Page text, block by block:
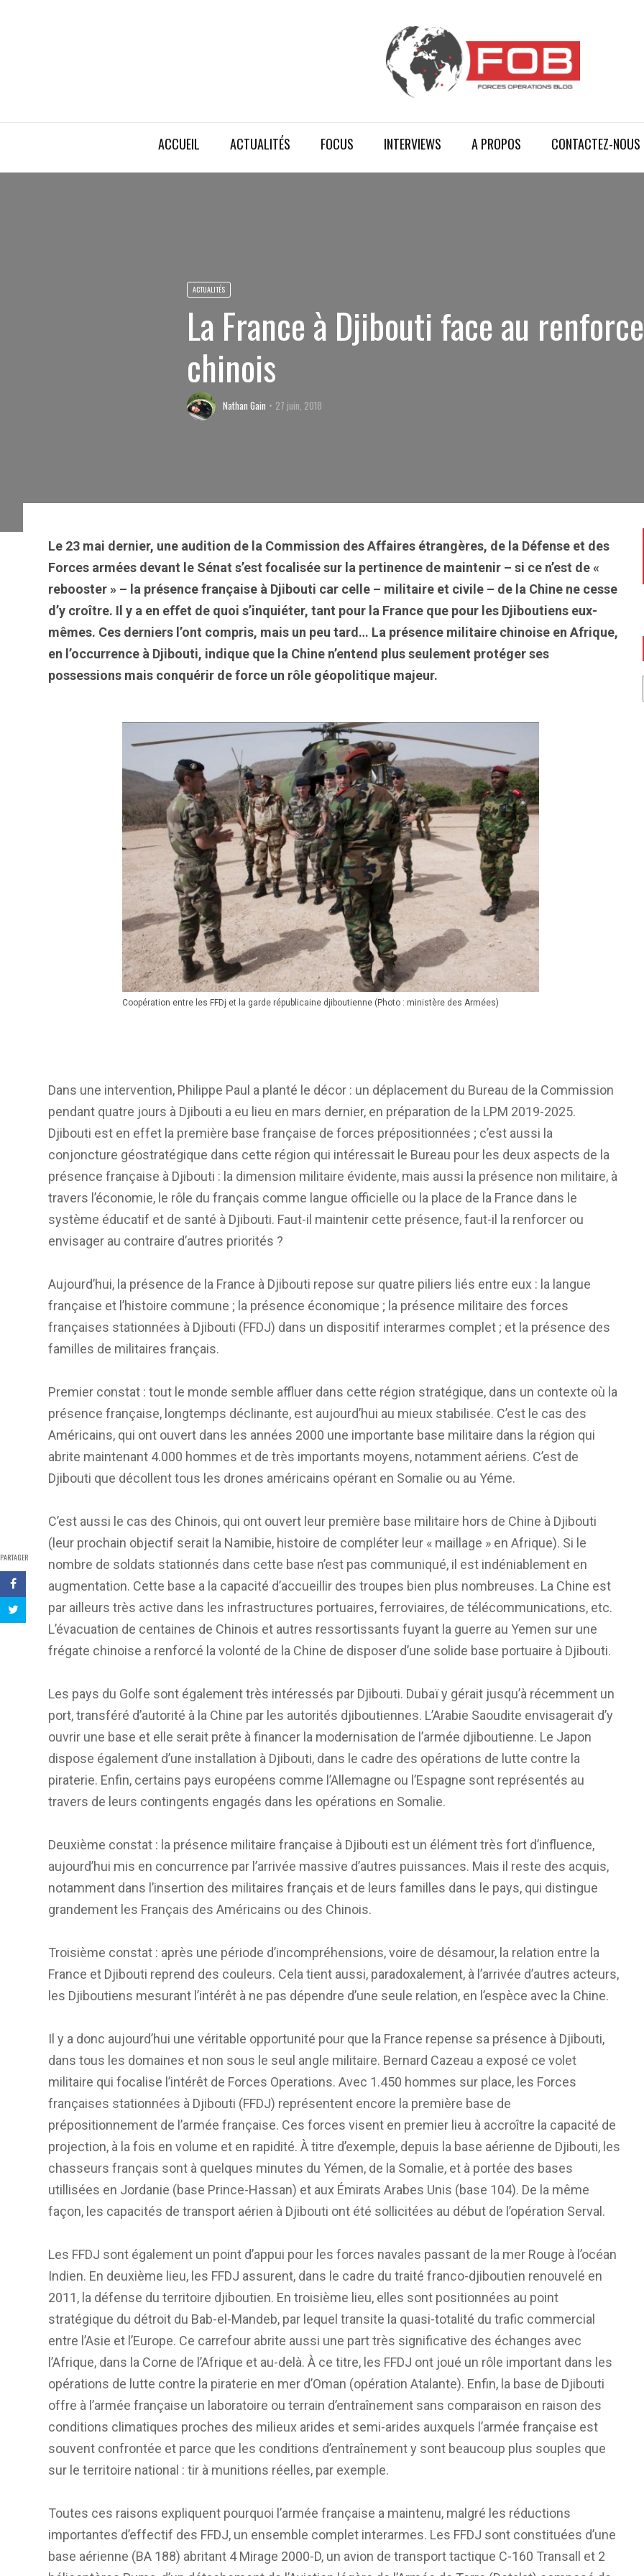
ACCUEIL ACTUALITÉS FOCUS INTERVIEWS A PROPOS CONTACTEZ-NOUS
ACTUALITÉS
La France à Djibouti face au
chinois
Nathan Gain 27 juin, 2018
PARTAGER
Le 23 mai dernier, une audition de la Commission des Affaires étrangères, de la Défense et des
Forces armées devant le Sénat s’est focalisée sur la pertinence de maintenir – si ce n’est de «
rebooster » – la présence française à Djibouti car celle – militaire et civile – de la Chine ne cesse
d’y croître. Il y a en effet de quoi s’inquiéter, tant pour la France que pour les Djiboutiens eux-
mêmes. Ces derniers l’ont compris, mais un peu tard… La présence militaire chinoise en Afrique,
en l’occurrence à Djibouti, indique que la Chine n’entend plus seulement protéger ses
possessions mais conquérir de force un rôle géopolitique majeur.
Coopération entre les FFDj et la garde républicaine djiboutienne (Photo : ministère des Armées)
Dans une intervention, Philippe Paul a planté le décor : un déplacement du Bureau de la Commission
pendant quatre jours à Djibouti a eu lieu en mars dernier, en préparation de la LPM 2019-2025.
Djibouti est en effet la première base française de forces prépositionnées ; c’est aussi la
conjoncture géostratégique dans cette région qui intéressait le Bureau pour les deux aspects de la
présence française à Djibouti : la dimension militaire évidente, mais aussi la présence non militaire, à
travers l’économie, le rôle du français comme langue officielle ou la place de la France dans le
système éducatif et de santé à Djibouti. Faut-il maintenir cette présence, faut-il la renforcer ou
envisager au contraire d’autres priorités ?
Aujourd’hui, la présence de la France à Djibouti repose sur quatre piliers liés entre eux : la langue
française et l’histoire commune ; la présence économique ; la présence militaire des forces
françaises stationnées à Djibouti (FFDJ) dans un dispositif interarmes complet ; et la présence des
familles de militaires français.
Premier constat : tout le monde semble affluer dans cette région stratégique, dans un contexte où la
présence française, longtemps déclinante, est aujourd’hui au mieux stabilisée. C’est le cas des
Américains, qui ont ouvert dans les années 2000 une importante base militaire dans la région qui
abrite maintenant 4.000 hommes et de très importants moyens, notamment aériens. C’est de
Djibouti que décollent tous les drones américains opérant en Somalie ou au Yéme.
C’est aussi le cas des Chinois, qui ont ouvert leur première base militaire hors de Chine à Djibouti
(leur prochain objectif serait la Namibie, histoire de compléter leur « maillage » en Afrique). Si le
nombre de soldats stationnés dans cette base n’est pas communiqué, il est indéniablement en
augmentation. Cette base a la capacité d’accueillir des troupes bien plus nombreuses. La Chine est
par ailleurs très active dans les infrastructures portuaires, ferroviaires, de télécommunications, etc.
L’évacuation de centaines de Chinois et autres ressortissants fuyant la guerre au Yemen sur une
frégate chinoise a renforcé la volonté de la Chine de disposer d’une solide base portuaire à Djibouti.
Les pays du Golfe sont également très intéressés par Djibouti. Dubaï y gérait jusqu’à récemment un
port, transféré d’autorité à la Chine par les autorités djiboutiennes. L’Arabie Saoudite envisagerait d’y
ouvrir une base et elle serait prête à financer la modernisation de l’armée djiboutienne. Le Japon
dispose également d’une installation à Djibouti, dans le cadre des opérations de lutte contre la
piraterie. Enfin, certains pays européens comme l’Allemagne ou l’Espagne sont représentés au
travers de leurs contingents engagés dans les opérations en Somalie.
Deuxième constat : la présence militaire française à Djibouti est un élément très fort d’influence,
aujourd’hui mis en concurrence par l’arrivée massive d’autres puissances. Mais il reste des acquis,
notamment dans l’insertion des militaires français et de leurs familles dans le pays, qui distingue
grandement les Français des Américains ou des Chinois.
Troisième constat : après une période d’incompréhensions, voire de désamour, la relation entre la
France et Djibouti reprend des couleurs. Cela tient aussi, paradoxalement, à l’arrivée d’autres acteurs,
les Djiboutiens mesurant l’intérêt à ne pas dépendre d’une seule relation, en l’espèce avec la Chine.
Il y a donc aujourd’hui une véritable opportunité pour que la France repense sa présence à Djibouti,
dans tous les domaines et non sous le seul angle militaire. Bernard Cazeau a exposé ce volet
militaire qui focalise l’intérêt de Forces Operations. Avec 1.450 hommes sur place, les Forces
françaises stationnées à Djibouti (FFDJ) représentent encore la première base de
prépositionnement de l’armée française. Ces forces visent en premier lieu à accroître la capacité de
projection, à la fois en volume et en rapidité. À titre d’exemple, depuis la base aérienne de Djibouti, les
chasseurs français sont à quelques minutes du Yémen, de la Somalie, et à portée des bases
utillisées en Jordanie (base Prince-Hassan) et aux Émirats Arabes Unis (base 104). De la même
façon, les capacités de transport aérien à Djibouti ont été sollicitées au début de l’opération Serval.
Les FFDJ sont également un point d’appui pour les forces navales passant de la mer Rouge à l’océan
Indien. En deuxième lieu, les FFDJ assurent, dans le cadre du traité franco-djiboutien renouvelé en
2011, la défense du territoire djiboutien. En troisième lieu, elles sont positionnées au point
stratégique du détroit du Bab-el-Mandeb, par lequel transite la quasi-totalité du trafic commercial
entre l’Asie et l’Europe. Ce carrefour abrite aussi une part très significative des échanges avec
l’Afrique, dans la Corne de l’Afrique et au-delà. À ce titre, les FFDJ ont joué un rôle important dans les
opérations de lutte contre la piraterie en mer d’Oman (opération Atalante). Enfin, la base de Djibouti
offre à l’armée française un laboratoire ou terrain d’entraînement sans comparaison en raison des
conditions climatiques proches des milieux arides et semi-arides auxquels l’armée française est
souvent confrontée et parce que les conditions d’entraînement y sont beaucoup plus souples que
sur le territoire national : tir à munitions réelles, par exemple.
Toutes ces raisons expliquent pourquoi l’armée française a maintenu, malgré les réductions
importantes d’effectif des FFDJ, un ensemble complet interarmes. Les FFDJ sont constituées d’une
base aérienne (BA 188) abritant 4 Mirage 2000-D, un avion de transport tactique C-160 Transall et 2